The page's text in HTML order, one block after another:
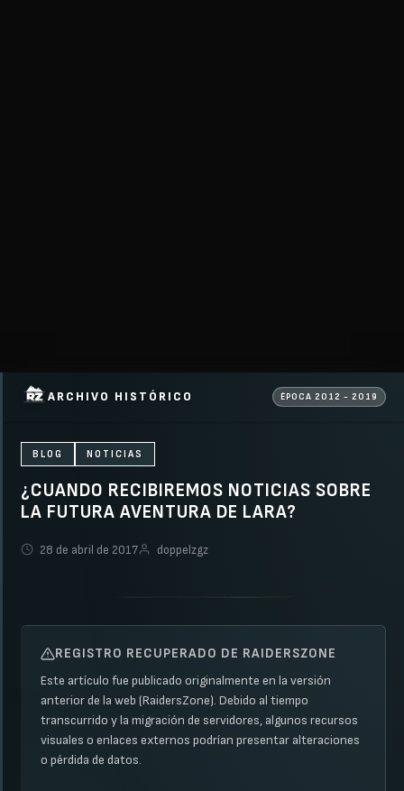
ARCHIVO HISTÓRICO ÉPOCA 2012 - 2019
BLOG NOTICIAS
¿CUANDO RECIBIREMOS NOTICIAS SOBRE
LA FUTURA AVENTURA DE LARA?
28 de abril de 2017 doppelzgz
REGISTRO RECUPERADO DE RAIDERSZONE
Este artículo fue publicado originalmente en la versión
anterior de la web (RaidersZone). Debido al tiempo
transcurrido y la migración de servidores, algunos recursos
visuales o enlaces externos podrían presentar alteraciones
o pérdida de datos.